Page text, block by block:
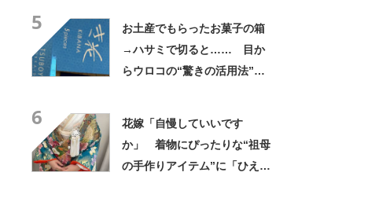
5
お土産でもらったお菓子の箱
→ハサミで切ると…… 目か
らウロコの“驚きの活用法”に
6
花嫁「自慢していいです
か」 着物にぴったりな“祖母
の手作りアイテム”に「ひえ